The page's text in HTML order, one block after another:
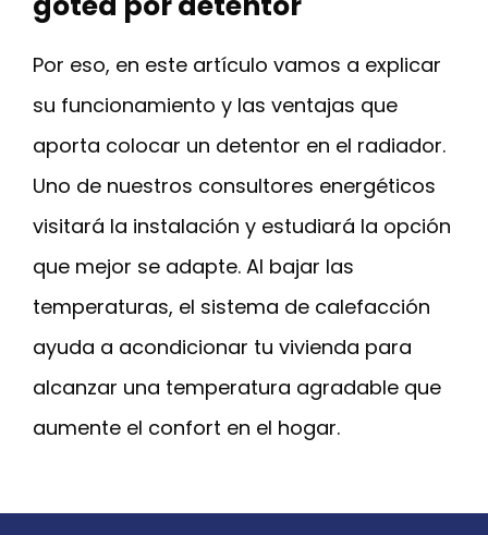
Por eso, en este artículo vamos a explicar
su funcionamiento y las ventajas que
aporta colocar un detentor en el radiador.
Uno de nuestros consultores energéticos
visitará la instalación y estudiará la opción
que mejor se adapte. Al bajar las
temperaturas, el sistema de calefacción
ayuda a acondicionar tu vivienda para
alcanzar una temperatura agradable que
aumente el confort en el hogar.